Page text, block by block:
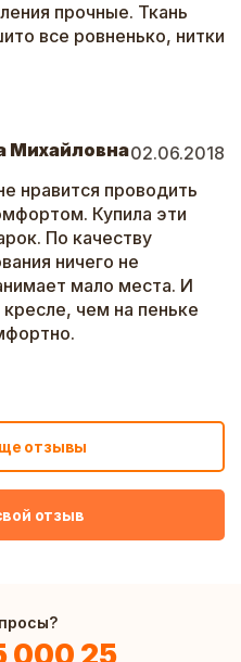
прочные. Ткань
все ровненько, нитки
Михайловна02.06.2018
нравится проводить
Купила эти
По качеству
ничего не
мало места. И
чем на пеньке
отзывы
отзыв
000 25